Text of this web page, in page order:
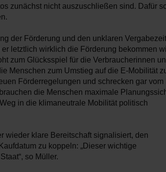
zunächst nicht auszuschließen sind. Dafür
der Förderung und den unklaren
letztlich wirklich die Förderung bekommen
zum Glücksspiel für die Verbraucherinnen
Menschen zum Umstieg auf die E-Mobilität
Förderregelungen und schrecken gar vom
die Menschen maximale
in die klimaneutrale Mobilität politisch
wieder klare Bereitschaft signalisiert, den
zu koppeln: „Dieser wichtige
so Müller.